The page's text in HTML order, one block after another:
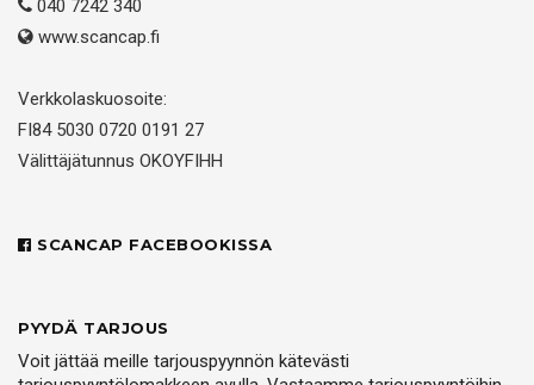
040 7242 340
www.scancap.fi
Verkkolaskuosoite:
FI84 5030 0720 0191 27
Välittäjätunnus OKOYFIHH
SCANCAP FACEBOOKISSA
PYYDÄ TARJOUS
Voit jättää meille tarjouspyynnön kätevästi